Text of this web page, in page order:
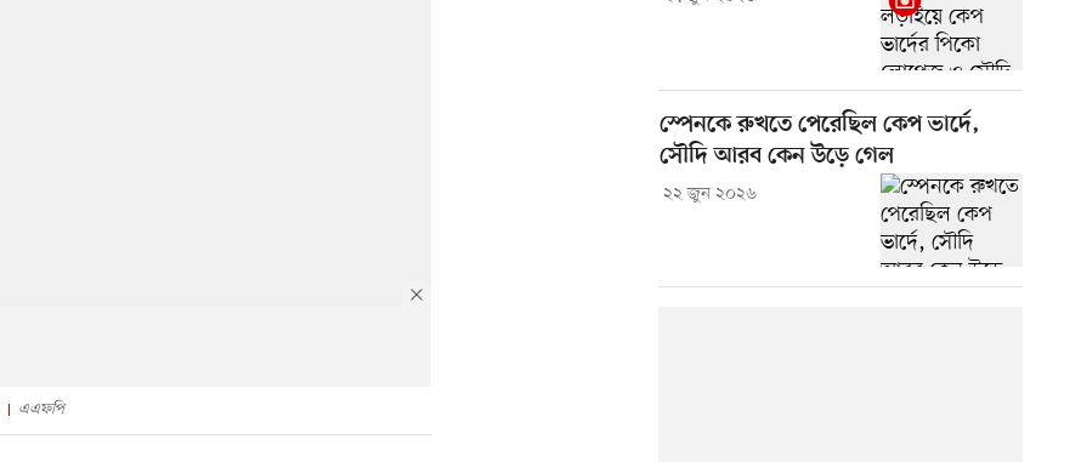
এএফপি
স্পেনকে রুখতে পেরেছিল কেপ ভার্দে,
সৌদি আরব কেন উড়ে গেল
২২ জুন ২০২৬